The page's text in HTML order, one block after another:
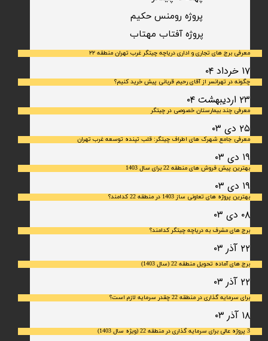
معرفی برج های تجاری و اداری دریاچه چیتگر غرب تهران منطقه ۲۲
۱۷ خرداد ۰۴
چگونه در تهرانسر از آقای رحیم قربانی پیش خرید کنیم؟
۲۳ اردیبهشت ۰۴
معرفی چند بیمارستان خصوصی در چیتگر
۲۵ دی ۰۳
معرفی جامع شهرک‌ های اطراف چیتگر: قلب تپنده توسعه غرب تهران
۱۹ دی ۰۳
بهترین پیش فروش های منطقه 22 برای سال 1403
۱۹ دی ۰۳
بهترین پروژه های تعاونی ساز 1403 در منطقه 22 کدامند؟
۰۸ دی ۰۳
برج های مشرف به دریاچه چیتگر کدامند؟
۲۲ آذر ۰۳
برج های آماده تحویل منطقه 22 (سال 1403)
۲۲ آذر ۰۳
برای سرمایه‌ گذاری در منطقه 22 چقدر سرمایه لازم است؟
۱۸ آذر ۰۳
3 پروژه عالی برای سرمایه گذاری در منطقه 22 (ویژه سال 1403)
​پروژه آفتاب مهتاب
پروژه رومنس حکیم